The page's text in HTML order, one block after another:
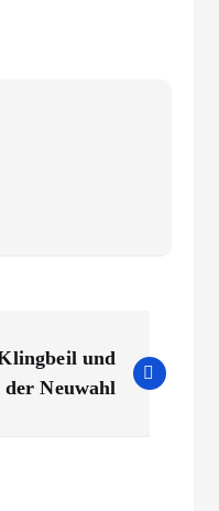
und
Neuwahl